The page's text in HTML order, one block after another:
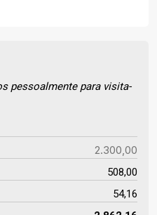
pessoalmente para visita-
2.300,00
508,00
54,16